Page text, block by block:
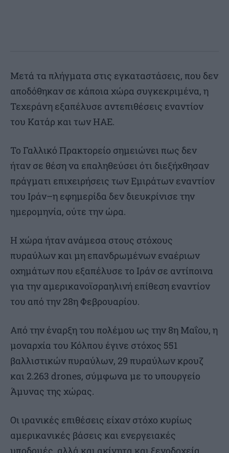
Μετά τα πλήγματα στις εγκαταστάσεις, που δεν
αποδόθηκαν σε κάποια χώρα συγκεκριμένα, η
Τεχεράνη εξαπέλυσε αντεπιθέσεις εναντίον
του Κατάρ και των ΗΑΕ.
Το Γαλλικό Πρακτορείο σημειώνει πως δεν
ήταν σε θέση να επαληθεύσει ότι διεξήχθησαν
πράγματι επιχειρήσεις των Εμιράτων εναντίον
του Ιράν–η εφημερίδα δεν διευκρίνισε την
ημερομηνία, ούτε την ώρα.
Η χώρα ήταν ανάμεσα στους στόχους
πυραύλων και μη επανδρωμένων εναέριων
οχημάτων που εξαπέλυσε το Ιράν σε αντίποινα
για την αμερικανοϊσραηλινή επίθεση εναντίον
του από την 28η Φεβρουαρίου.
Από την έναρξη του πολέμου ως την 8η Μαΐου, η
μοναρχία του Κόλπου έγινε στόχος 551
βαλλιστικών πυραύλων, 29 πυραύλων κρουζ
και 2.263 drones, σύμφωνα με το υπουργείο
Άμυνας της χώρας.
Οι ιρανικές επιθέσεις είχαν στόχο κυρίως
αμερικανικές βάσεις και ενεργειακές
υποδομές, αλλά και ακίνητα και ξενοδοχεία.